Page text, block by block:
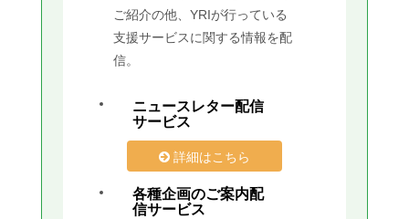
ご紹介の他、YRIが行っている
支援サービスに関する情報を配
信。
ニュースレター配信
サービス
詳細はこちら
各種企画のご案内配
信サービス